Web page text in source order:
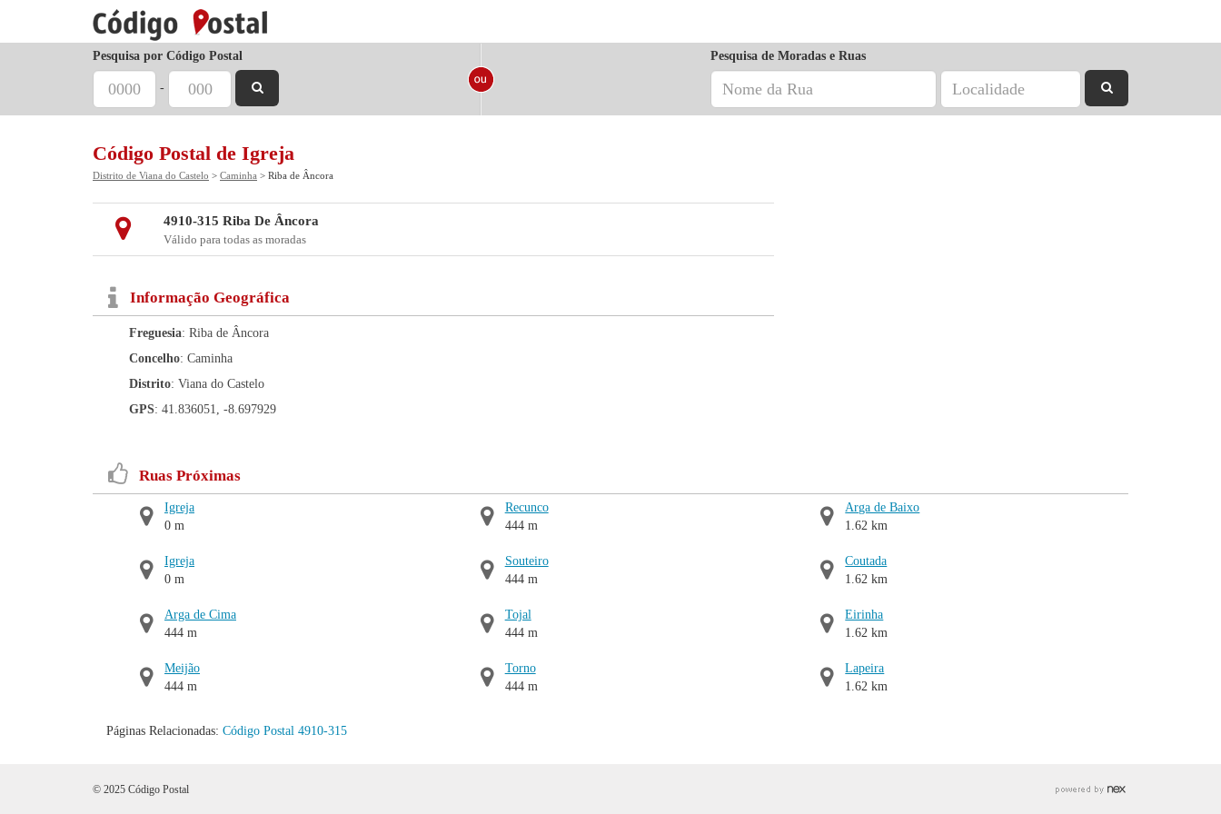
Pesquisa por Código Postal
-
Pesquisa de Moradas e Ruas
Código Postal de Igreja
Distrito de Viana do Castelo > Caminha > Riba de Âncora
4910-315 Riba De Âncora
Válido para todas as moradas
Informação Geográfica
Freguesia: Riba de Âncora
Concelho: Caminha
Distrito: Viana do Castelo
GPS: 41.836051, -8.697929
Ruas Próximas
Igreja
0 m
Igreja
0 m
Arga de Cima
444 m
Meijão
444 m
Recunco
444 m
Souteiro
444 m
Tojal
444 m
Torno
444 m
Arga de Baixo
1.62 km
Coutada
1.62 km
Eirinha
1.62 km
Lapeira
1.62 km
Páginas Relacionadas: Código Postal 4910-315
© 2025 Código Postal